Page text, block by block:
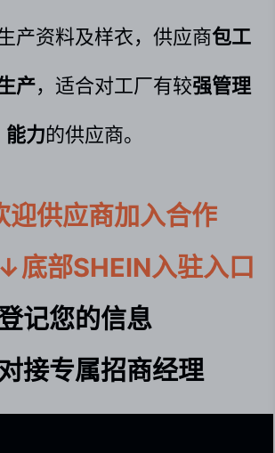
产资料及样衣，供应商包工
产，适合对工厂有较强管理
能力的供应商。
迎供应商加入合作
部SHEIN入驻入口
记您的信息
接专属招商经理